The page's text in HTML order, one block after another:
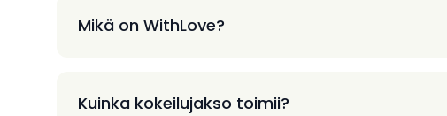
Mikä on WithLove?
Kuinka kokeilujakso toimii?